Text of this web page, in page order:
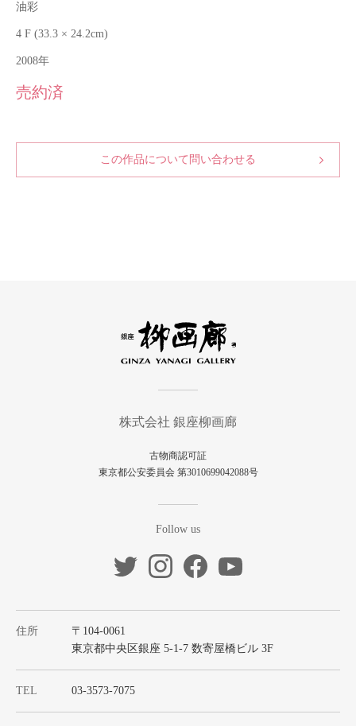
油彩
4 F (33.3 × 24.2cm)
2008年
売約済
この作品について問い合わせる
株式会社 銀座柳画廊
古物商認可証
東京都公安委員会 第3010699042088号
Follow us
住所
〒104-0061
東京都中央区銀座 5-1-7 数寄屋橋ビル 3F
TEL 03-3573-7075